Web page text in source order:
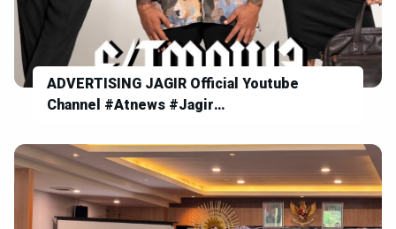
ADVERTISING JAGIR Official Youtube
Channel #Atnews #Jagir